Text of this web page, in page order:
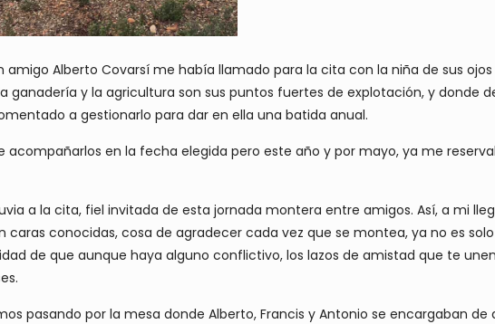
Alberto Covarsí me había llamado para la cita con la niña de sus
ganadería y la agricultura son sus puntos fuertes de explotación, y donde
a gestionarlo para dar en ella una batida anual.
en la fecha elegida pero este año y por mayo, ya me
a la cita, fiel invitada de esta jornada montera entre amigos. Así, a mi
conocidas, cosa de agradecer cada vez que se montea, ya no es
de que aunque haya alguno conflictivo, los lazos de amistad que te
pasando por la mesa donde Alberto, Francis y Antonio se encargaban